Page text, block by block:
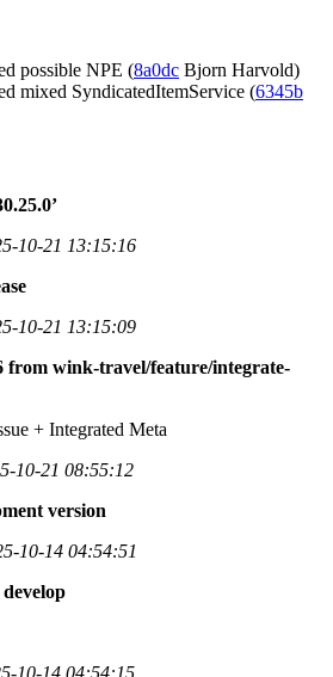
possible NPE (8a0dc Bjorn Harvold)
mixed SyndicatedItemService (6345b
10-21 13:15:16
10-21 13:15:09
from wink-travel/feature/integrate-
+ Integrated Meta
10-21 08:55:12
version
10-14 04:54:51
develop